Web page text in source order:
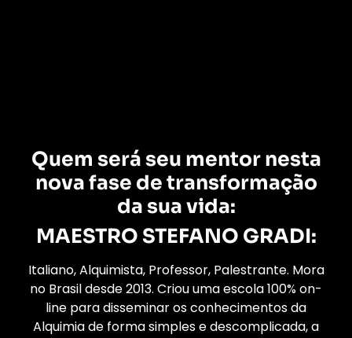
Quem será seu mentor nesta
nova fase de transformação
da sua vida:
MAESTRO STEFANO GRADI:
Italiano, Alquimista, Professor, Palestrante. Mora
no Brasil desde 2013. Criou uma escola 100% on-
line para disseminar os conhecimentos da
Alquimia de forma simples e descomplicada, a